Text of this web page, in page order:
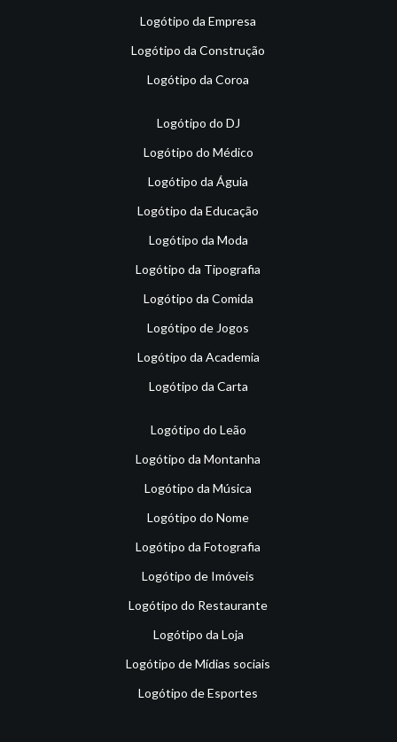
Logótipo da Empresa
Logótipo da Construção
Logótipo da Coroa
Logótipo do DJ
Logótipo do Médico
Logótipo da Águia
Logótipo da Educação
Logótipo da Moda
Logótipo da Tipografia
Logótipo da Comida
Logótipo de Jogos
Logótipo da Academia
Logótipo da Carta
Logótipo do Leão
Logótipo da Montanha
Logótipo da Música
Logótipo do Nome
Logótipo da Fotografia
Logótipo de Imóveis
Logótipo do Restaurante
Logótipo da Loja
Logótipo de Mídias sociais
Logótipo de Esportes